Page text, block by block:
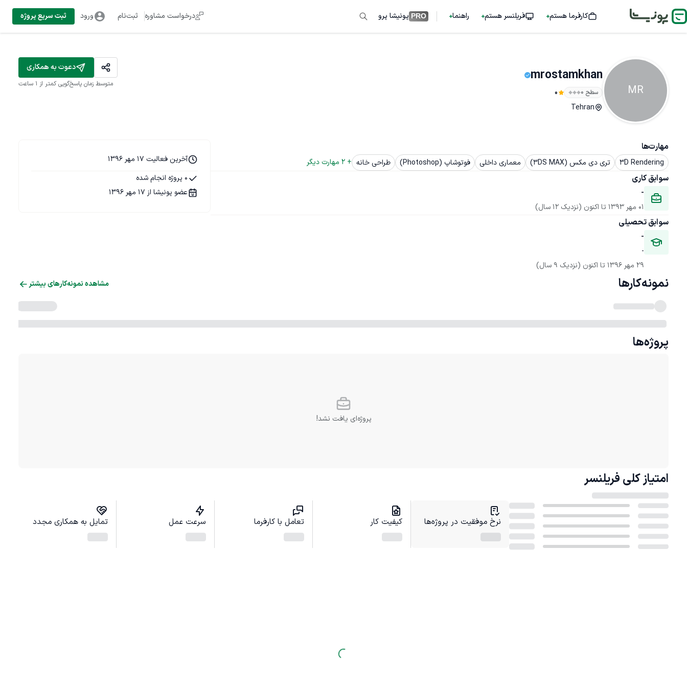
کارفرما هستم فریلنسر هستم راهنما PRO پونیشا پرو درخواست مشاوره ثبت‌نام ورود ثبت سریع پروژه
MR
mrostamkhan
سطح ۰ 0
Tehran
دعوت به همکاری
متوسط زمان پاسخ‌گویی کمتر از 1 ساعت
مهارت‌ها
3D Rendering تری دی مکس (3DS MAX) معماری داخلی فوتوشاپ (Photoshop) طراحی خانه +
2 مهارت دیگر
سوابق کاری
-
01 مهر 1393
تا اکنون (نزدیک 12 سال)
سوابق تحصیلی
-
-
29 مهر 1396
تا اکنون (نزدیک 9 سال)
آخرین فعالیت 17 مهر 1396
0 پروژه انجام شده
عضو پونیشا از 17 مهر 1396
نمونه‌کارها مشاهده نمونه‌کارهای بیشتر
پروژه‌ها
پروژه‌ای یافت نشد!
امتیاز کلی فریلنسر
نرخ موفقیت در پروژه‌ها کیفیت کار تعامل با کارفرما سرعت عمل تمایل به همکاری مجدد